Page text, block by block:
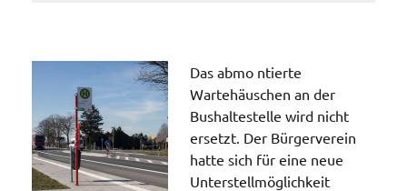
Das abmo ntierte
Wartehäuschen an der
Bushaltestelle wird nicht
ersetzt. Der Bürgerverein
hatte sich für eine neue
Unterstellmöglichkeit